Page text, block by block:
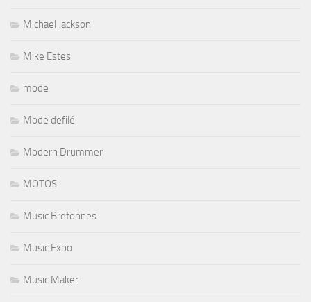
Michael Jackson
Mike Estes
mode
Mode defilé
Modern Drummer
MOTOS
Music Bretonnes
Music Expo
Music Maker